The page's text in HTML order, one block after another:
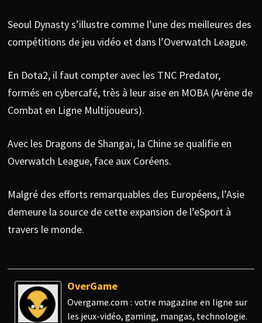
Seoul Dynasty s’illustre comme l’une des meilleures des
compétitions de jeu vidéo et dans l’Overwatch League.
En Dota2, il faut compter avec les TNC Predator,
formés en cybercafé, très à leur aise en MOBA (Arène de
Combat en Ligne Multijoueurs).
Avec les Dragons de Shangaï, la Chine se qualifie en
Overwatch League, face aux Coréens.
Malgré des efforts remarquables des Européens, l’Asie
demeure la source de cette expansion de l’eSport à
travers le monde.
OverGame
Overgame.com : votre magazine en ligne sur
les jeux-vidéo, gaming, mangas, technologie.